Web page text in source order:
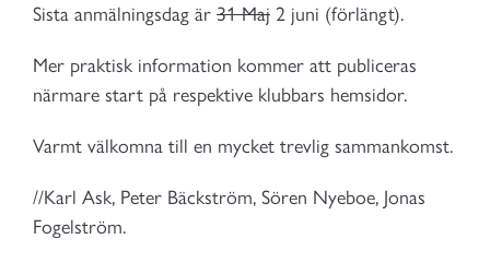
Sista anmälningsdag är 31 Maj 2 juni (förlängt).
Mer praktisk information kommer att publiceras
närmare start på respektive klubbars hemsidor.
Varmt välkomna till en mycket trevlig sammankomst.
//Karl Ask, Peter Bäckström, Sören Nyeboe, Jonas
Fogelström.